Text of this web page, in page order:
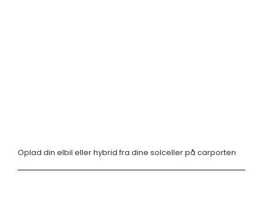
Oplad din elbil eller hybrid fra dine solceller på carporten